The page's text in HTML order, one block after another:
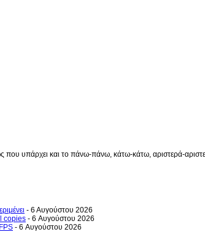
υπάρχει και το πάνω-πάνω, κάτω-κάτω, αριστερά-
- 6 Αυγούστου 2026
copies - 6 Αυγούστου 2026
- 6 Αυγούστου 2026